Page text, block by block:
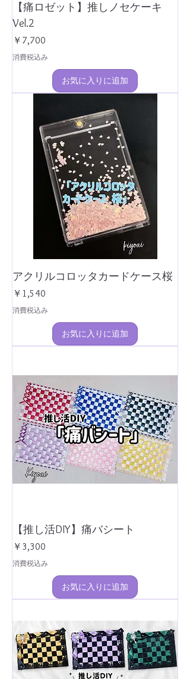
【痛ロゼット】推しノセケーキ
Vel.2
価格
￥7,700
消費税込み
お気に入りに追加
アクリルコロッタカードケース桜
価格
￥1,540
消費税込み
お気に入りに追加
【推し活DIY】痛バシート
価格
￥3,300
消費税込み
お気に入りに追加